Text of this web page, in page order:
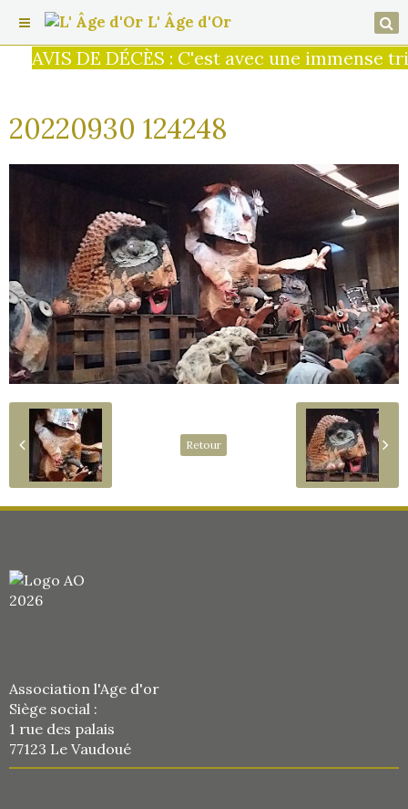
AVIS DE DÉCÈS : C'est avec une
L' Âge d'Or
20220930 124248
Retour
Association l'Age d'or
Siège social :
1 rue des palais
77123 Le Vaudoué